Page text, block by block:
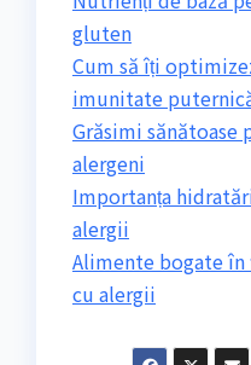
gluten
Cum să îți
imunitate
Grăsimi sănătoase
alergeni
Importanța
alergii
Alimente bogate
cu alergii